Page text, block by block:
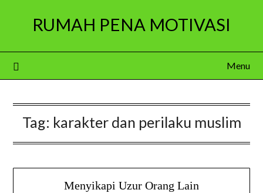
RUMAH PENA MOTIVASI
Menu
Tag: karakter dan perilaku muslim
Menyikapi Uzur Orang Lain